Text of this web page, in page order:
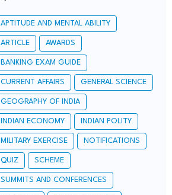
APTITUDE AND MENTAL ABILITY
ARTICLE AWARDS
BANKING EXAM GUIDE
CURRENT AFFAIRS GENERAL SCIENCE
GEOGRAPHY OF INDIA
INDIAN ECONOMY INDIAN POLITY
MILITARY EXERCISE NOTIFICATIONS
QUIZ SCHEME
SUMMITS AND CONFERENCES